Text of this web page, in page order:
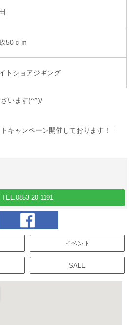
50ｃｍ
トショアジギング
います(^^)/
キャンペーン開催しております！！
TEL.0853-20-1191
イベント
SALE